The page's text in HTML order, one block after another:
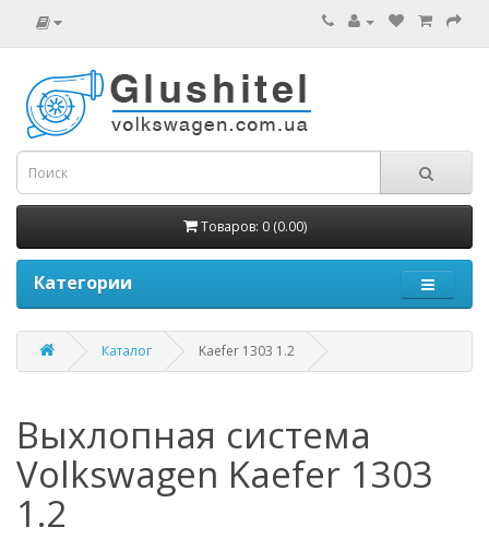
Товаров: 0 (0.00)
Категории
Каталог Kaefer 1303 1.2
Выхлопная система
Volkswagen Kaefer 1303
1.2